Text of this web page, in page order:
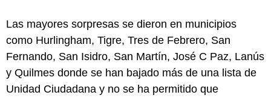
Las mayores sorpresas se dieron en municipios
como Hurlingham, Tigre, Tres de Febrero, San
Fernando, San Isidro, San Martín, José C Paz, Lanús
y Quilmes donde se han bajado más de una lista de
Unidad Ciudadana y no se ha permitido que